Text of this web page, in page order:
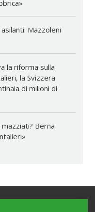
Mazzoleni
la riforma sulla
la Svizzera
di milioni di
Berna